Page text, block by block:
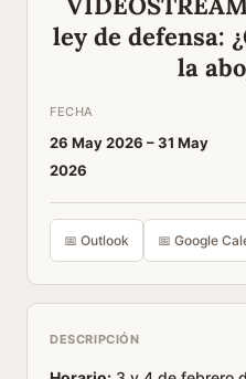
ley de defensa:
la
FECHA
26 May 2026 –31 May
2026
📅 Outlook 📅 Google
DESCRIPCIÓN